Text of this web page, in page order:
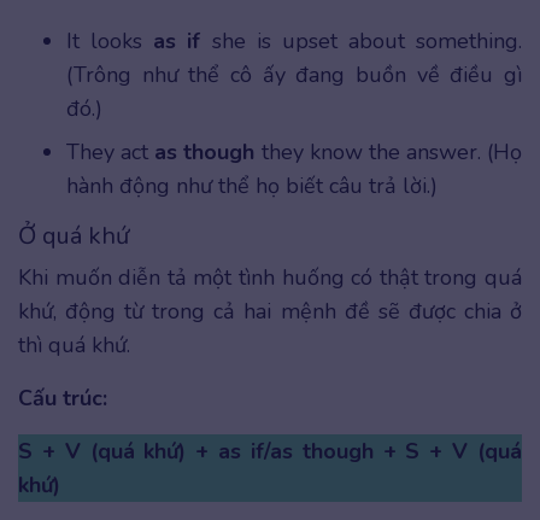
It looks as if she is upset about something.
(Trông như thể cô ấy đang buồn về điều gì
đó.)
They act as though they know the answer. (Họ
hành động như thể họ biết câu trả lời.)
Ở quá khứ
Khi muốn diễn tả một tình huống có thật trong quá
khứ, động từ trong cả hai mệnh đề sẽ được chia ở
thì quá khứ.
Cấu trúc:
S + V (quá khứ) + as if/as though + S + V (quá
khứ)